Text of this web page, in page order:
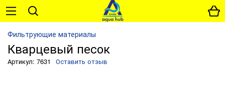
Фильтрующие материалы
Кварцевый песок
Артикул: 7631 Оставить отзыв